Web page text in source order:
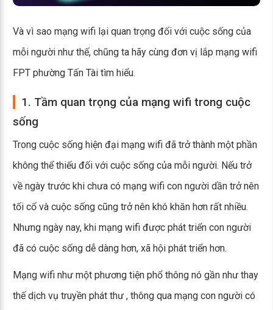
Và vì sao mạng wifi lại quan trọng đối với cuộc sống của
mỗi người như thế, chũng ta hãy cùng đơn vị lắp mạng wifi
FPT phường Tấn Tài tìm hiểu.
1. Tầm quan trọng của mạng wifi trong cuộc
sống
Trong cuộc sống hiện đại mạng wifi đã trở thành một phần
không thể thiếu đối với cuộc sống của mỗi người. Nếu trở
về ngày trước khi chưa có mạng wifi con người dần trở nên
tối cổ và cuộc sống cũng trở nên khó khăn hơn rất nhiều.
Nhưng ngày nay, khi mạng wifi được phát triển con người
đã có cuộc sống dễ dàng hơn, xã hội phát triển hơn.
Mạng wifi như một phương tiện phổ thông nó gần như thay
thế dịch vụ truyền phát thư , thông qua mạng con người có